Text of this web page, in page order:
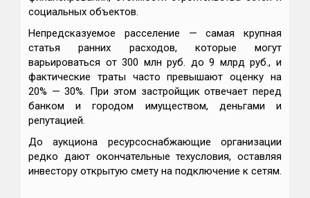
социальных объектов.
Непредсказуемое расселение — самая крупная
статья ранних расходов, которые могут
варьироваться от 300 млн руб. до 9 млрд руб., и
фактические траты часто превышают оценку на
20% — 30%. При этом застройщик отвечает перед
банком и городом имуществом, деньгами и
репутацией.
До аукциона ресурсоснабжающие организации
редко дают окончательные техусловия, оставляя
инвестору открытую смету на подключение к сетям.